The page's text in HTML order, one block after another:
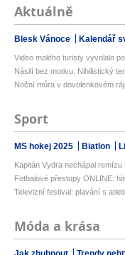
Aktuálně
Blesk Vánoce Kalendář
Video malého turisty vyvolalo
Násilí bez motivu. Nihilistický
Noční můra v dovolenkovém
Sport
MS hokej 2025 Biatlon
Kapitán Vydra nechápal
Fotbalové přestupy ONLINE:
Televizní festival: plavání s
Móda a krása